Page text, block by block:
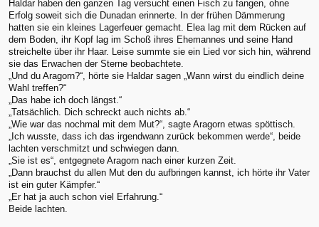
Haldar haben den ganzen Tag versucht einen Fisch zu fangen, ohne
Erfolg soweit sich die Dunadan erinnerte. In der frühen Dämmerung
hatten sie ein kleines Lagerfeuer gemacht. Elea lag mit dem Rücken auf
dem Boden, ihr Kopf lag im Schoß ihres Ehemannes und seine Hand
streichelte über ihr Haar. Leise summte sie ein Lied vor sich hin, während
sie das Erwachen der Sterne beobachtete.
„Und du Aragorn?“, hörte sie Haldar sagen „Wann wirst du eindlich deine
Wahl treffen?“
„Das habe ich doch längst.“
„Tatsächlich. Dich schreckt auch nichts ab.“
„Wie war das nochmal mit dem Mut?“, sagte Aragorn etwas spöttisch.
„Ich wusste, dass ich das irgendwann zurück bekommen werde“, beide
lachten verschmitzt und schwiegen dann.
„Sie ist es“, entgegnete Aragorn nach einer kurzen Zeit.
„Dann brauchst du allen Mut den du aufbringen kannst, ich hörte ihr Vater
ist ein guter Kämpfer.“
„Er hat ja auch schon viel Erfahrung.“
Beide lachten.